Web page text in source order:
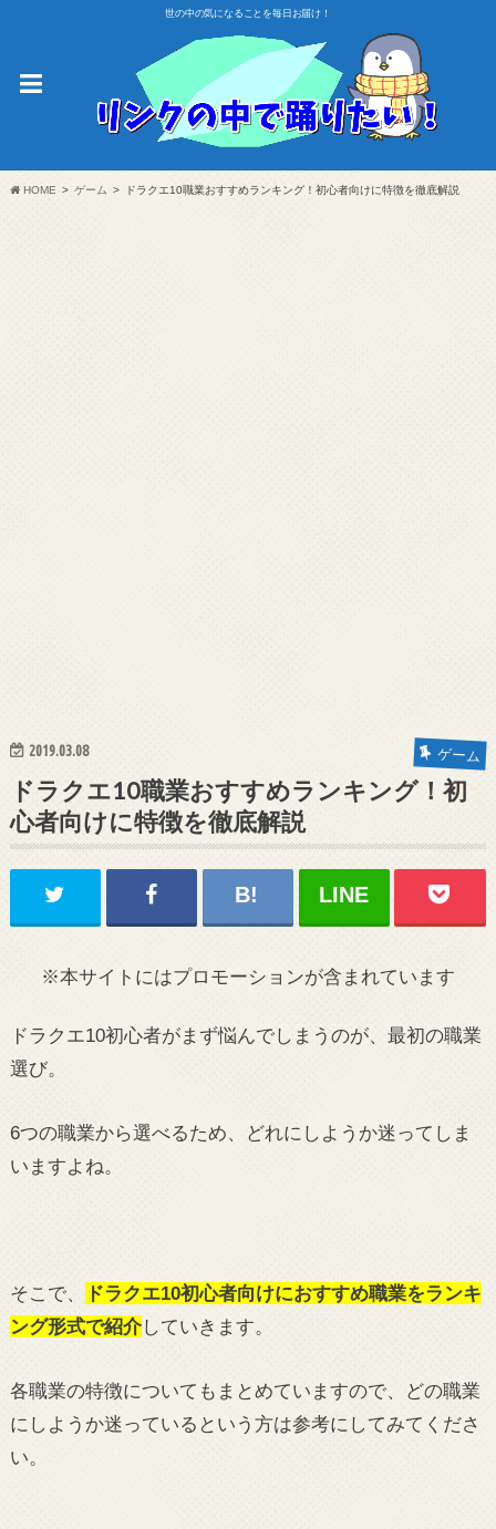
世の中の気になることを毎日お届け！
HOME ゲーム ドラクエ10職業おすすめランキング！初心者向けに特徴を徹底解説
2019.03.08 ゲーム
ドラクエ10職業おすすめランキング！初
心者向けに特徴を徹底解説
※本サイトにはプロモーションが含まれています
ドラクエ10初心者がまず悩んでしまうのが、最初の職業
選び。
6つの職業から選べるため、どれにしようか迷ってしま
いますよね。
そこで、
ドラクエ10初心者向けにおすすめ職業をランキ
ング形式で紹介していきます。
各職業の特徴についてもまとめていますので、どの職業
にしようか迷っているという方は参考にしてみてくださ
い。